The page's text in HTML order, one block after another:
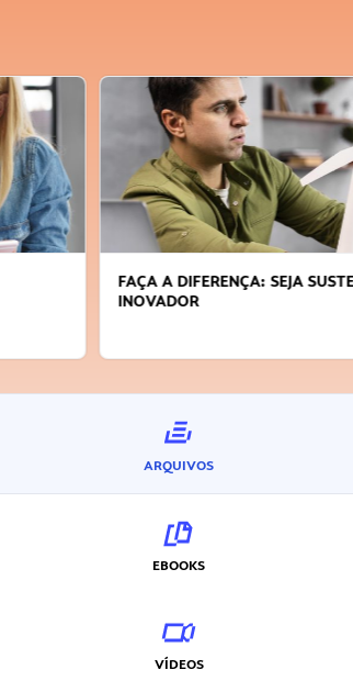
A DIFERENÇA: SEJA SUSTENTÁVEL, SEJA
ARQUIVOS
EBOOKS
VÍDEOS